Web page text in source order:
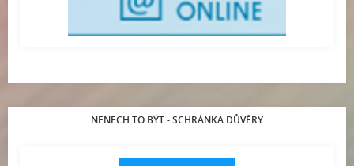
NENECH TO BÝT - SCHRÁNKA DŮVĚRY